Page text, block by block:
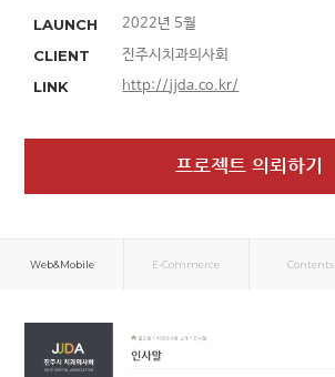
LAUNCH 2022년 5월
CLIENT 진주시치과의사회
LINK http://jjda.co.kr/
프로젝트 의뢰하기
Web&Mobile E-Commerce Contents